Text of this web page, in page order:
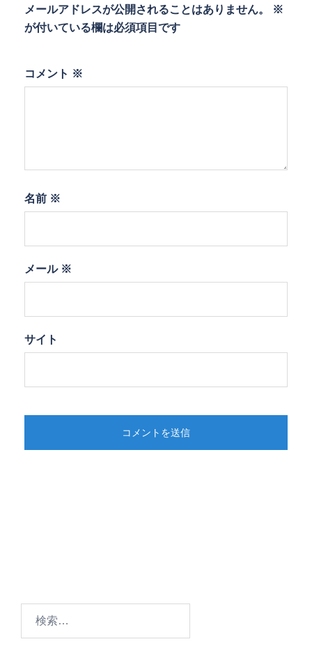
メールアドレスが公開されることはありません。
※
が付いている欄は必須項目です
コメント ※
名前 ※
メール ※
サイト